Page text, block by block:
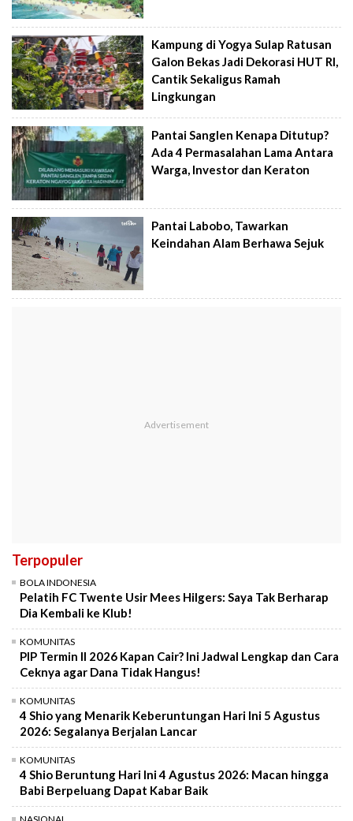
Kampung di Yogya Sulap Ratusan
Galon Bekas Jadi Dekorasi HUT RI,
Cantik Sekaligus Ramah
Lingkungan
Pantai Sanglen Kenapa Ditutup?
Ada 4 Permasalahan Lama Antara
Warga, Investor dan Keraton
Pantai Labobo, Tawarkan
Keindahan Alam Berhawa Sejuk
Terpopuler
BOLA INDONESIA
Pelatih FC Twente Usir Mees Hilgers: Saya Tak Berharap
Dia Kembali ke Klub!
KOMUNITAS
PIP Termin II 2026 Kapan Cair? Ini Jadwal Lengkap dan Cara
Ceknya agar Dana Tidak Hangus!
KOMUNITAS
4 Shio yang Menarik Keberuntungan Hari Ini 5 Agustus
2026: Segalanya Berjalan Lancar
KOMUNITAS
4 Shio Beruntung Hari Ini 4 Agustus 2026: Macan hingga
Babi Berpeluang Dapat Kabar Baik